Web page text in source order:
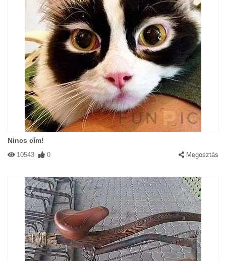
Nincs cím!
10543 0 Megosztás